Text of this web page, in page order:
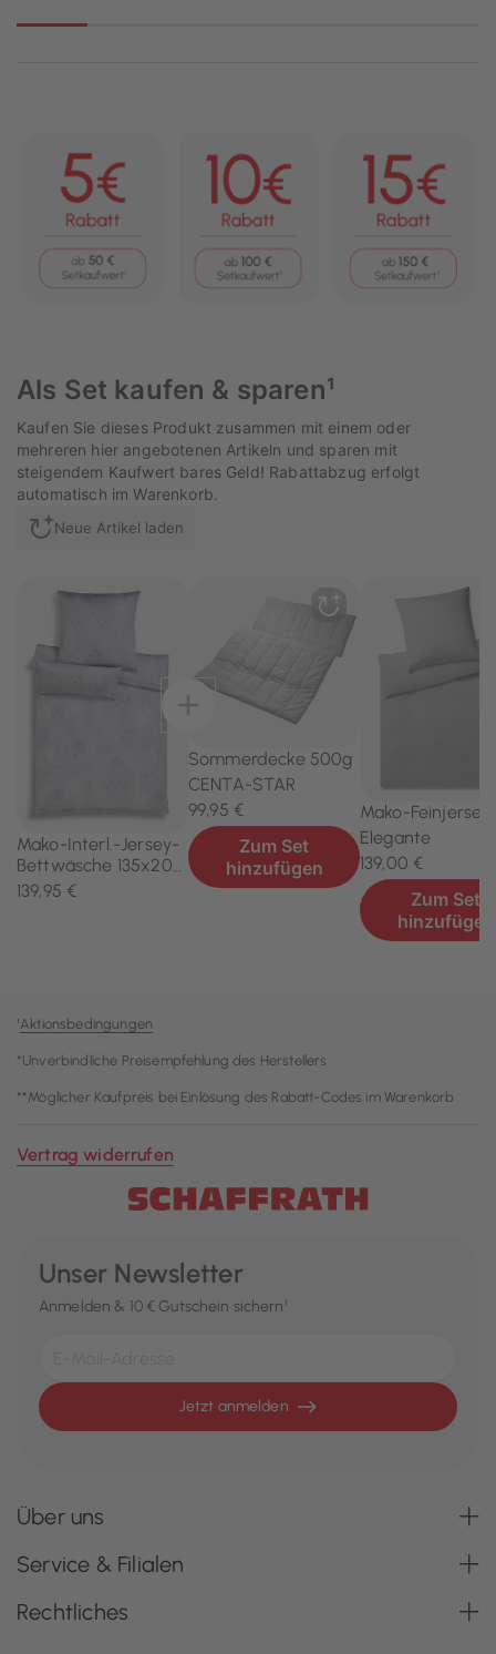
¹Aktionsbedingungen
*Unverbindliche Preisempfehlung des Herstellers
**Möglicher Kaufpreis bei Einlösung des Rabatt-Codes im Warenkorb
Vertrag widerrufen
Unser Newsletter
Anmelden & 10 € Gutschein sichern¹
Jetzt anmelden
Über uns
Service & Filialen
Rechtliches